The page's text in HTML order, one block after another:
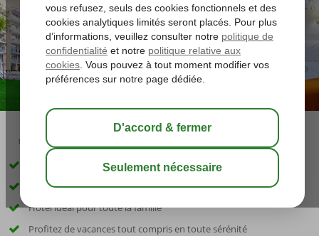
03:00 sauver
À proximité de Sunny Beach
À quelques pas de la plage
Hôtel idéal pour toute la famille
Profitez de vacances tout compris en toute sérénité